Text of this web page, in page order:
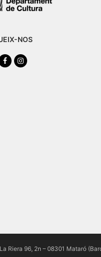
NOS
FacebookInstagram
La Riera 96, 2n – 08301 Mataró